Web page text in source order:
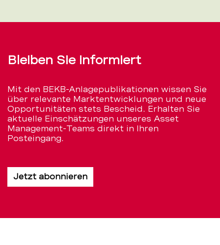
Bleiben Sie informiert
Mit den BEKB-Anlagepublikationen wissen Sie
über relevante Marktentwicklungen und neue
Opportunitäten stets Bescheid. Erhalten Sie
aktuelle Einschätzungen unseres Asset
Management-Teams direkt in Ihren
Posteingang.
Jetzt abonnieren